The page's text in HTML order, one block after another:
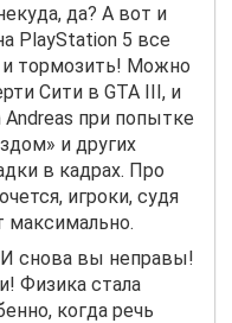
да? А вот и
PlayStation 5 все
и тормозить! Можно
Сити в GTA III, и
Andreas при попытке
и других
в кадрах. Про
игроки, судя
максимально.
снова вы неправы!
Физика стала
когда речь